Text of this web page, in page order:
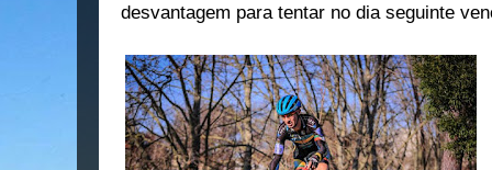
desvantagem para tentar no dia seguinte